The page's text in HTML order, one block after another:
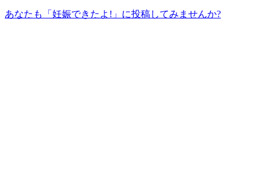
あなたも「妊娠できたよ!」に投稿してみませんか?